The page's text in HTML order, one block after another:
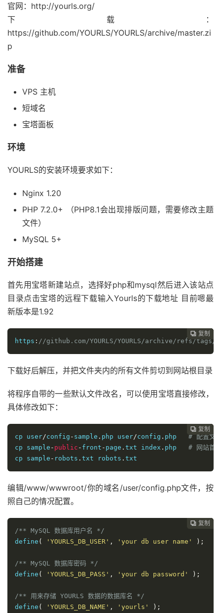
官网：http://yourls.org/
下载：
https://github.com/YOURLS/YOURLS/archive/master.zi
p
准备
VPS 主机
短域名
宝塔面板
环境
YOURLS的安装环境要求如下：
Nginx 1.20
PHP 7.2.0+ （PHP8.1会出现排版问题，需要修改主题
文件）
MySQL 5+
开始搭建
首先用宝塔新建站点，选择好php和mysql然后进入该站点
目录点击宝塔的远程下载输入Yourls的下载地址 目前嗯最
新版本是1.92
 复制
 复制
 复制
 复制
 复制
 复制
 复制
 复制
 复制
 复制
 复制
 复制
 复制
https : //github.com/YOURLS/YOURLS/archive/refs/
下载好后解压，并把文件夹内的所有文件剪切到网站根目录
将程序自带的一些默认文件改名，可以使用宝塔直接修改，
具体修改如下：
 复制
 复制
 复制
 复制
 复制
 复制
 复制
 复制
 复制
 复制
 复制
 复制
cp user/config - sample . php user/config . php # 配置文
cp sample - public - front - page . txt index . php # 网站首
cp sample - robots . txt robots . txt
编辑/www/wwwroot/你的域名/user/config.php文件，按
照自己的情况配置。
 复制
 复制
 复制
 复制
 复制
 复制
 复制
 复制
 复制
 复制
 复制
/** MySQL 数据库用户名 */
define ( 'YOURLS_DB_USER' , 'your db user name' ) ;
/** MySQL 数据库密码 */
define ( 'YOURLS_DB_PASS' , 'your db password' ) ;
/** 用来存储 YOURLS 数据的数据库名 */
define ( 'YOURLS_DB_NAME' , 'yourls' ) ;